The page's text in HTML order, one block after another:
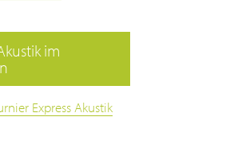
im
Express Akustik